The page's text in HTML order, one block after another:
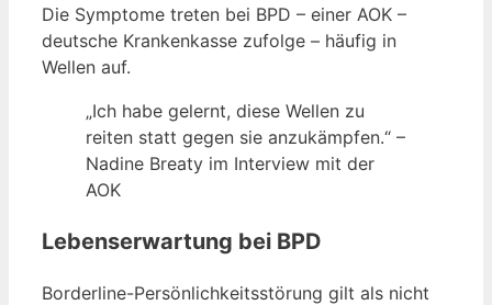
Die Symptome treten bei BPD – einer AOK –
deutsche Krankenkasse zufolge – häufig in
Wellen auf.
„Ich habe gelernt, diese Wellen zu
reiten statt gegen sie anzukämpfen.“ –
Nadine Breaty im Interview mit der
AOK
Lebenserwartung bei BPD
Borderline-Persönlichkeitsstörung gilt als nicht